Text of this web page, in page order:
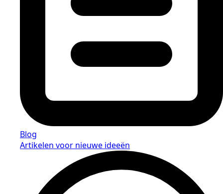
Blog
Artikelen voor nieuwe ideeën